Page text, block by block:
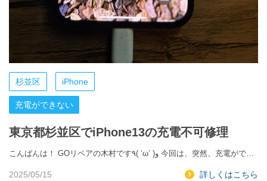
杉並区 iPhone
充電ができない
東京都杉並区でiPhone13の充電不可修理
こんばんは！ GOリペアの木村です٩( ‘ω’ )و 今回は、突然、充電がで…
2025/05/15 詳しくはこちら